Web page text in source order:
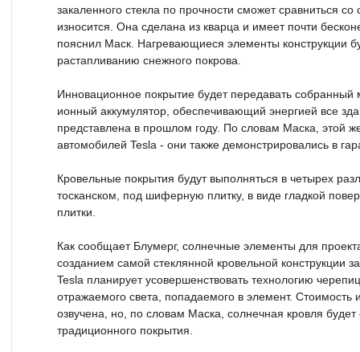
закаленного стекла по прочности сможет сравниться
износится. Она сделана из кварца и имеет почти
пояснил Маск. Нагревающиеся элементы конструкции
растапливанию снежного покрова.
Инновационное покрытие будет передавать собранный
ионный аккумулятор, обеспечивающий энергией все
представлена в прошлом году. По словам Маска, этой
автомобилей Tesla - они также демонстрировались в
Кровельные покрытия будут выполняться в четырех
тосканском, под шиферную плитку, в виде гладкой
плитки.
Как сообщает Блумерг, солнечные элементы для
созданием самой стеклянной кровельной конструкции
Tesla планирует усовершенствовать технологию
отражаемого света, попадаемого в элемент. Стоимость
озвучена, но, по словам Маска, солнечная кровля
традиционного покрытия.